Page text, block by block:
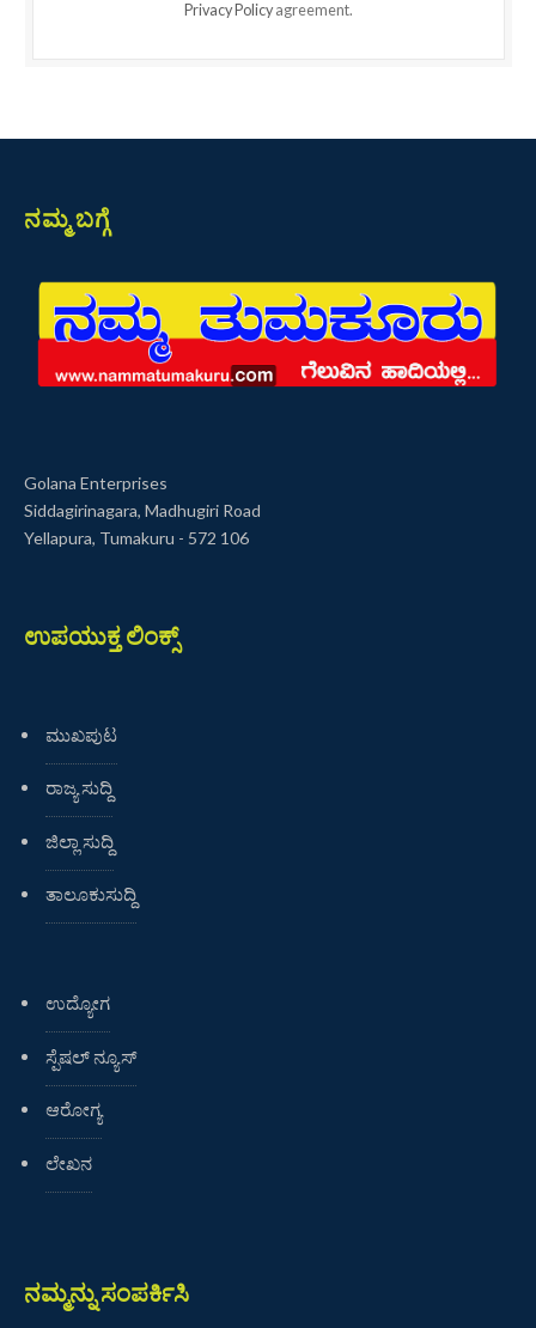
Privacy Policy agreement.
ನಮ್ಮ ಬಗ್ಗೆ
Golana Enterprises
Siddagirinagara, Madhugiri Road
Yellapura, Tumakuru - 572 106
ಉಪಯುಕ್ತ ಲಿಂಕ್ಸ್
ಮುಖಪುಟ
ರಾಜ್ಯ ಸುದ್ದಿ
ಜಿಲ್ಲಾ ಸುದ್ದಿ
ತಾಲೂಕುಸುದ್ದಿ
ಉದ್ಯೋಗ
ಸ್ಪೆಷಲ್ ನ್ಯೂಸ್
ಆರೋಗ್ಯ
ಲೇಖನ
ನಮ್ಮನ್ನು ಸಂಪರ್ಕಿಸಿ